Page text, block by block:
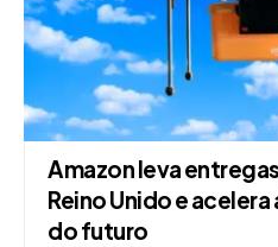
Amazon leva
Reino Unido e
do futuro